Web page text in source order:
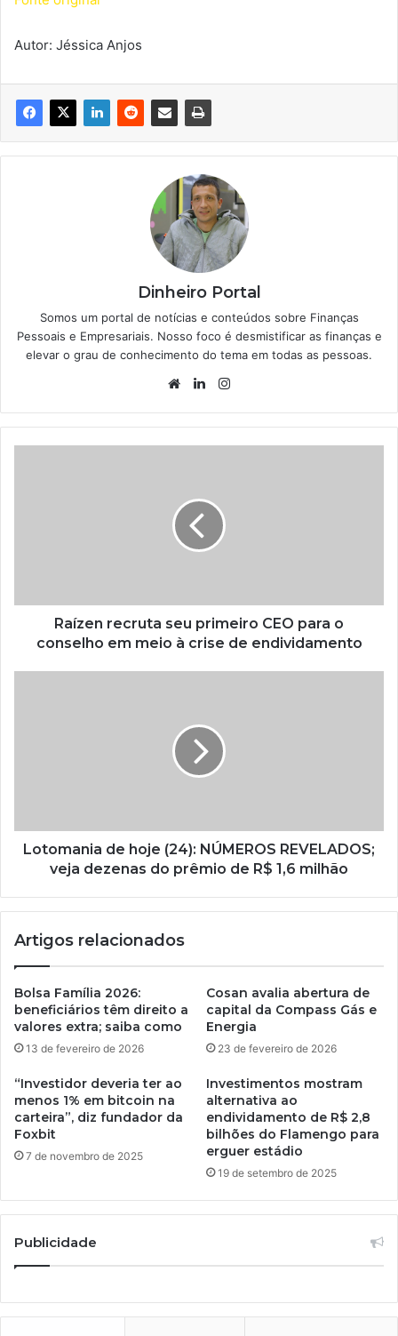
Autor: Jéssica Anjos
Dinheiro Portal
Somos um portal de notícias e conteúdos sobre Finanças
Pessoais e Empresariais. Nosso foco é desmistificar as finanças e
elevar o grau de conhecimento do tema em todas as pessoas.
WebsiteLinkedin
Raízen recruta seu primeiro CEO para o
conselho em meio à crise de endividamento
Lotomania de hoje (24): NÚMEROS REVELADOS;
veja dezenas do prêmio de R$ 1,6 milhão
Artigos relacionados
Bolsa Família 2026:
beneficiários têm direito a
valores extra; saiba como
13 de fevereiro de 2026
Cosan avalia abertura de
capital da Compass Gás e
Energia
23 de fevereiro de 2026
“Investidor deveria ter ao
menos 1% em bitcoin na
carteira”, diz fundador da
Foxbit
7 de novembro de 2025
Investimentos mostram
alternativa ao
endividamento de R$ 2,8
bilhões do Flamengo para
erguer estádio
19 de setembro de 2025
Publicidade